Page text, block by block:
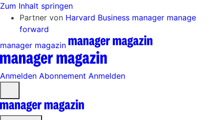
Zum Inhalt springen
Partner von Harvard Business manager manage
forward
manager magazin
Anmelden Abonnement Anmelden
öffnen